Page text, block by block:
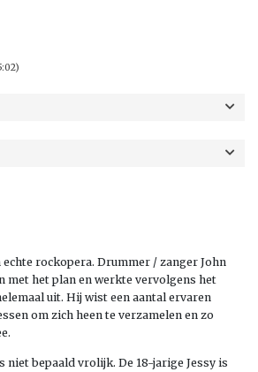
echte rockopera. Drummer / zanger John
met het plan en werkte vervolgens het
uit. Hij wist een aantal ervaren
om zich heen te verzamelen en zo
niet bepaald vrolijk. De 18-jarige Jessy is